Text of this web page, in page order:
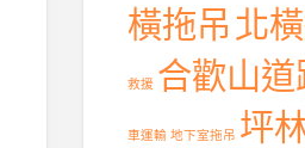
橫拖吊 北
救援 合歡山
車運輸 地下室拖吊 坪